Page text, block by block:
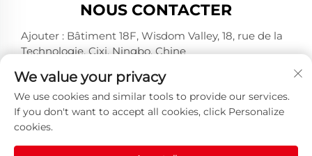
NOUS CONTACTER
Ajouter : Bâtiment 18F, Wisdom Valley, 18, rue de la
Technologie, Cixi, Ningbo, Chine
Tél. : +86-574-23660321
E-mail :[email protected]
We value your privacy
We use cookies and similar tools to provide our services.
If you don't want to accept all cookies, click Personalize
cookies.